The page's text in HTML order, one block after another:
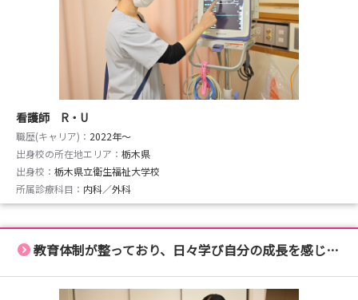
看護師 R・U
職歴(キャリア)： 2022年〜
出身校の所在地エリア： 栃木県
出身校： 栃木県立衛生福祉大学校
所属診療科目： 内科／外科
教育体制が整っており、日々学び自分の成長を感じられる職場です